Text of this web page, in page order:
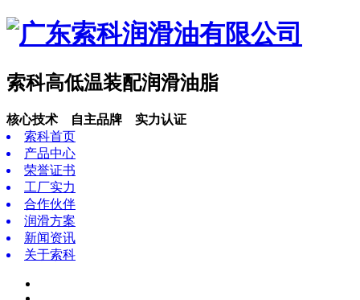
索科高低温装配润滑油脂
核心技术 自主品牌 实力认证
索科首页
产品中心
荣誉证书
工厂实力
合作伙伴
润滑方案
新闻资讯
关于索科